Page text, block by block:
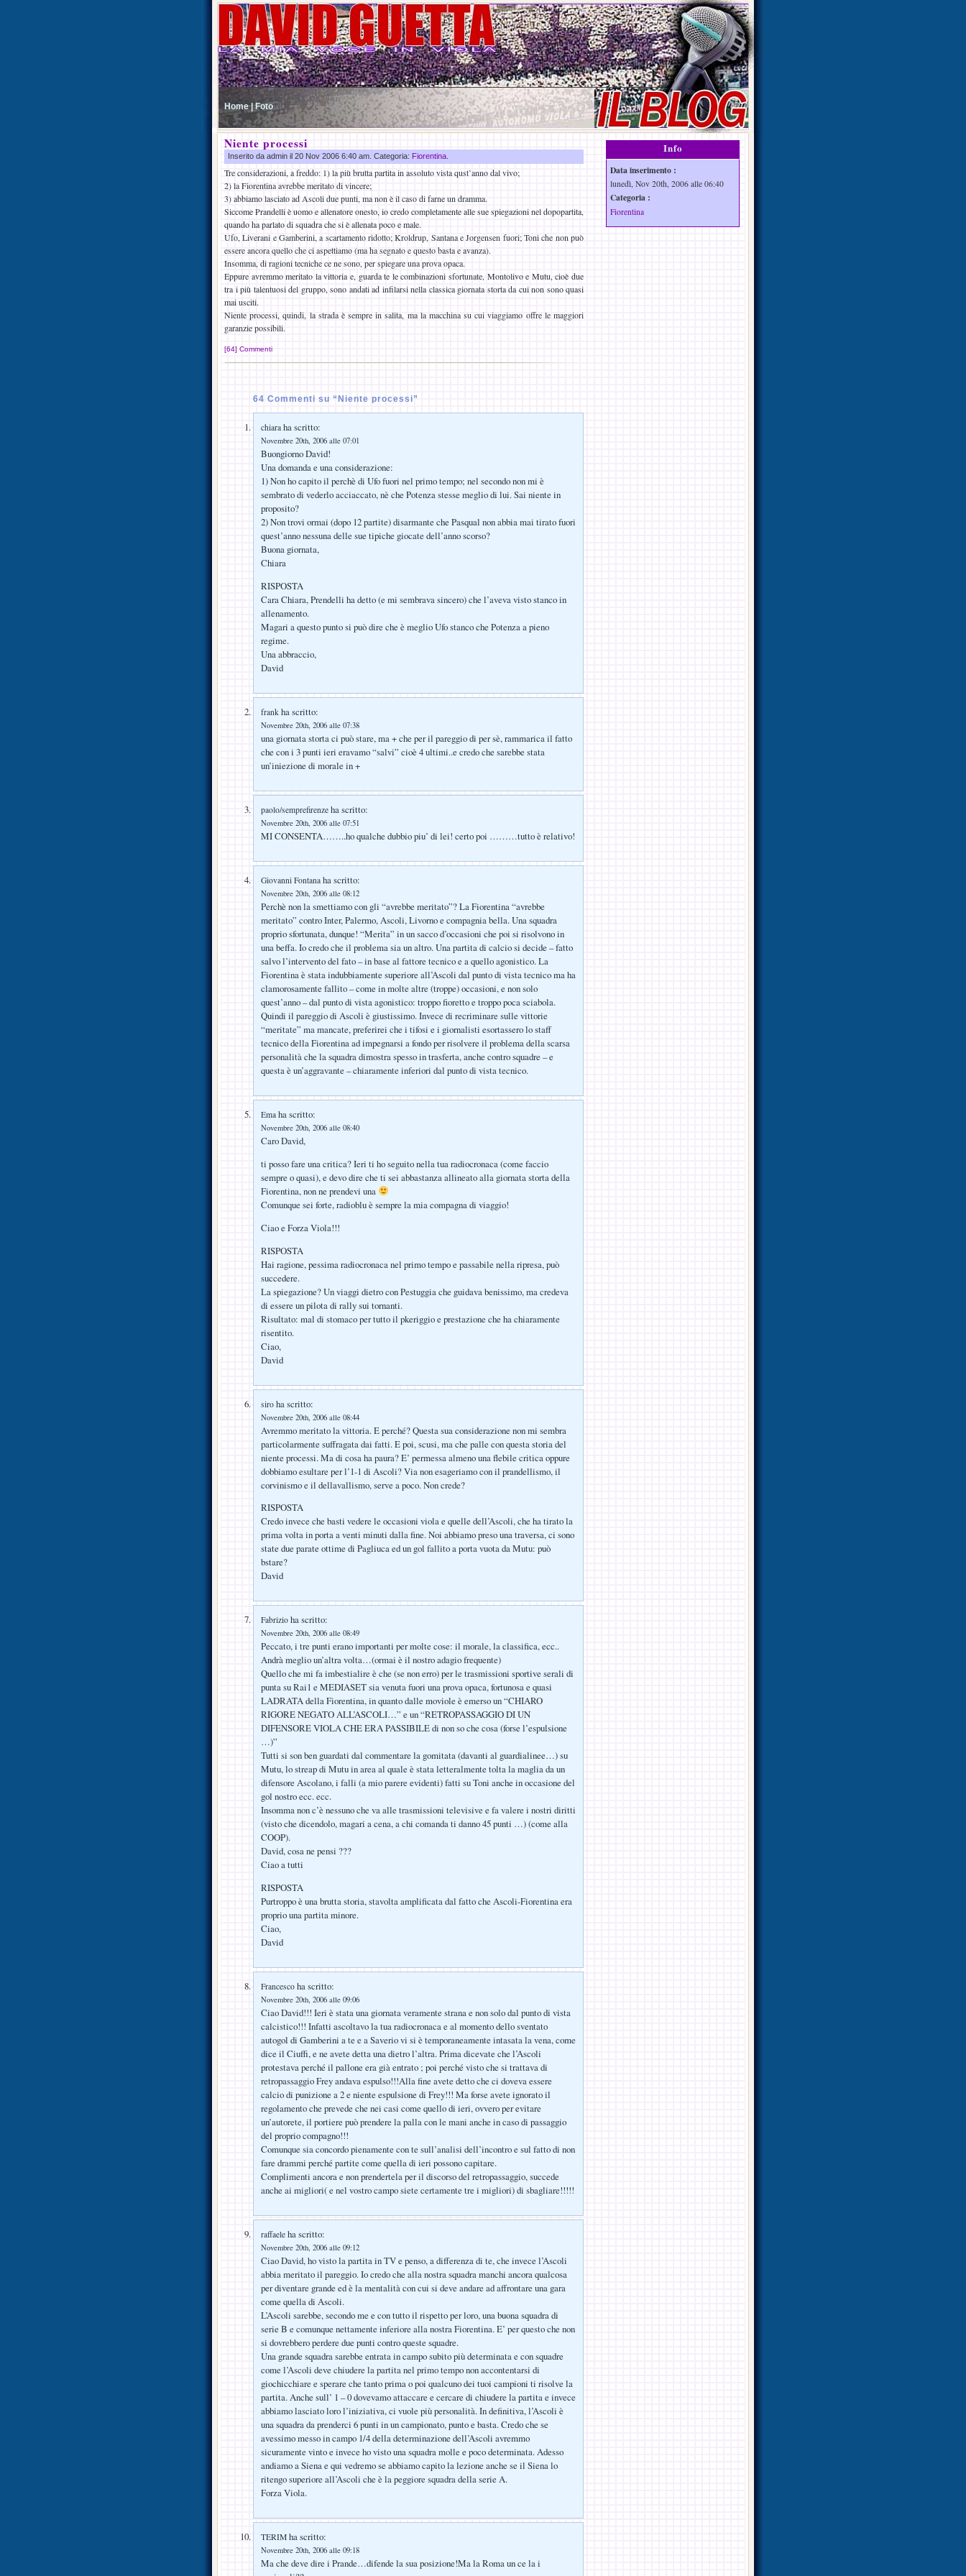
Home | Foto
Niente processi
Inserito da admin il 20 Nov 2006 6:40 am. Categoria: Fiorentina
Tre considerazioni, a freddo: 1) la più brutta partita in assoluto vista qust’anno dal vivo;
2) la Fiorentina avrebbe meritato di vincere;
3) abbiamo lasciato ad Ascoli due punti, ma non è il caso di farne un dramma.
Siccome Prandelli è uomo e allenatore onesto, io credo completamente alle sue spiegazioni nel dopopartita,
quando ha parlato di squadra che si è allenata poco e male.
Ufo, Liverani e Gamberini, a scartamento ridotto; Kroldrup, Santana e Jorgensen fuori; Toni che non può
essere ancora quello che ci aspettiamo (ma ha segnato e questo basta e avanza).
Insomma, di ragioni tecniche ce ne sono, per spiegare una prova opaca.
Eppure avremmo meritato la vittoria e, guarda te le combinazioni sfortunate, Montolivo e Mutu, cioè due
tra i più talentuosi del gruppo, sono andati ad infilarsi nella classica giornata storta da cui non sono quasi
mai usciti.
Niente processi, quindi, la strada è sempre in salita, ma la macchina su cui viaggiamo offre le maggiori
garanzie possibili.
[64] Commenti
64 Commenti su “Niente processi”
chiara ha scritto:
Novembre 20th, 2006 alle 07:01
Buongiorno David!
Una domanda e una considerazione:
1) Non ho capito il perchè di Ufo fuori nel primo tempo; nel secondo non mi è
sembrato di vederlo acciaccato, nè che Potenza stesse meglio di lui. Sai niente in
proposito?
2) Non trovi ormai (dopo 12 partite) disarmante che Pasqual non abbia mai tirato fuori
quest’anno nessuna delle sue tipiche giocate dell’anno scorso?
Buona giornata,
Chiara
RISPOSTA
Cara Chiara, Prendelli ha detto (e mi sembrava sincero) che l’aveva visto stanco in
allenamento.
Magari a questo punto si può dire che è meglio Ufo stanco che Potenza a pieno
regime.
Una abbraccio,
David
frank ha scritto:
Novembre 20th, 2006 alle 07:38
una giornata storta ci può stare, ma + che per il pareggio di per sè, rammarica il fatto
che con i 3 punti ieri eravamo “salvi” cioè 4 ultimi..e credo che sarebbe stata
un’iniezione di morale in +
paolo/semprefirenze ha scritto:
Novembre 20th, 2006 alle 07:51
MI CONSENTA……..ho qualche dubbio piu’ di lei! certo poi ………tutto è relativo!
Giovanni Fontana ha scritto:
Novembre 20th, 2006 alle 08:12
Perchè non la smettiamo con gli “avrebbe meritato”? La Fiorentina “avrebbe
meritato” contro Inter, Palermo, Ascoli, Livorno e compagnia bella. Una squadra
proprio sfortunata, dunque! “Merita” in un sacco d’occasioni che poi si risolvono in
una beffa. Io credo che il problema sia un altro. Una partita di calcio si decide – fatto
salvo l’intervento del fato – in base al fattore tecnico e a quello agonistico. La
Fiorentina è stata indubbiamente superiore all’Ascoli dal punto di vista tecnico ma ha
clamorosamente fallito – come in molte altre (troppe) occasioni, e non solo
quest’anno – dal punto di vista agonistico: troppo fioretto e troppo poca sciabola.
Quindi il pareggio di Ascoli è giustissimo. Invece di recriminare sulle vittorie
“meritate” ma mancate, preferirei che i tifosi e i giornalisti esortassero lo staff
tecnico della Fiorentina ad impegnarsi a fondo per risolvere il problema della scarsa
personalità che la squadra dimostra spesso in trasferta, anche contro squadre – e
questa è un’aggravante – chiaramente inferiori dal punto di vista tecnico.
Ema ha scritto:
Novembre 20th, 2006 alle 08:40
Caro David,
ti posso fare una critica? Ieri ti ho seguito nella tua radiocronaca (come faccio
sempre o quasi), e devo dire che ti sei abbastanza allineato alla giornata storta della
Fiorentina, non ne prendevi una
Comunque sei forte, radioblu è sempre la mia compagna di viaggio!
Ciao e Forza Viola!!!
RISPOSTA
Hai ragione, pessima radiocronaca nel primo tempo e passabile nella ripresa, può
succedere.
La spiegazione? Un viaggi dietro con Pestuggia che guidava benissimo, ma credeva
di essere un pilota di rally sui tornanti.
Risultato: mal di stomaco per tutto il pkeriggio e prestazione che ha chiaramente
risentito.
Ciao,
David
siro ha scritto:
Novembre 20th, 2006 alle 08:44
Avremmo meritato la vittoria. E perché? Questa sua considerazione non mi sembra
particolarmente suffragata dai fatti. E poi, scusi, ma che palle con questa storia del
niente processi. Ma di cosa ha paura? E’ permessa almeno una flebile critica oppure
dobbiamo esultare per l’1-1 di Ascoli? Via non esageriamo con il prandellismo, il
corvinismo e il dellavallismo, serve a poco. Non crede?
RISPOSTA
Credo invece che basti vedere le occasioni viola e quelle dell’Ascoli, che ha tirato la
prima volta in porta a venti minuti dalla fine. Noi abbiamo preso una traversa, ci sono
state due parate ottime di Pagliuca ed un gol fallito a porta vuota da Mutu: può
bstare?
David
Fabrizio ha scritto:
Novembre 20th, 2006 alle 08:49
Peccato, i tre punti erano importanti per molte cose: il morale, la classifica, ecc..
Andrà meglio un’altra volta…(ormai è il nostro adagio frequente)
Quello che mi fa imbestialire è che (se non erro) per le trasmissioni sportive serali di
punta su Rai1 e MEDIASET sia venuta fuori una prova opaca, fortunosa e quasi
LADRATA della Fiorentina, in quanto dalle moviole è emerso un “CHIARO
RIGORE NEGATO ALL’ASCOLI…” e un “RETROPASSAGGIO DI UN
DIFENSORE VIOLA CHE ERA PASSIBILE di non so che cosa (forse l’espulsione
…)”
Tutti si son ben guardati dal commentare la gomitata (davanti al guardialinee…) su
Mutu, lo streap di Mutu in area al quale è stata letteralmente tolta la maglia da un
difensore Ascolano, i falli (a mio parere evidenti) fatti su Toni anche in occasione del
gol nostro ecc. ecc.
Insomma non c’è nessuno che va alle trasmissioni televisive e fa valere i nostri diritti
(visto che dicendolo, magari a cena, a chi comanda ti danno 45 punti …) (come alla
COOP).
David, cosa ne pensi ???
Ciao a tutti
RISPOSTA
Purtroppo è una brutta storia, stavolta amplificata dal fatto che Ascoli-Fiorentina era
proprio una partita minore.
Ciao,
David
Francesco ha scritto:
Novembre 20th, 2006 alle 09:06
Ciao David!!! Ieri è stata una giornata veramente strana e non solo dal punto di vista
calcistico!!! Infatti ascoltavo la tua radiocronaca e al momento dello sventato
autogol di Gamberini a te e a Saverio vi si è temporaneamente intasata la vena, come
dice il Ciuffi, e ne avete detta una dietro l’altra. Prima dicevate che l’Ascoli
protestava perché il pallone era già entrato ; poi perché visto che si trattava di
retropassaggio Frey andava espulso!!!Alla fine avete detto che ci doveva essere
calcio di punizione a 2 e niente espulsione di Frey!!! Ma forse avete ignorato il
regolamento che prevede che nei casi come quello di ieri, ovvero per evitare
un’autorete, il portiere può prendere la palla con le mani anche in caso di passaggio
del proprio compagno!!!
Comunque sia concordo pienamente con te sull’analisi dell’incontro e sul fatto di non
fare drammi perché partite come quella di ieri possono capitare.
Complimenti ancora e non prendertela per il discorso del retropassaggio, succede
anche ai migliori( e nel vostro campo siete certamente tre i migliori) di sbagliare!!!!!
raffaele ha scritto:
Novembre 20th, 2006 alle 09:12
Ciao David, ho visto la partita in TV e penso, a differenza di te, che invece l’Ascoli
abbia meritato il pareggio. Io credo che alla nostra squadra manchi ancora qualcosa
per diventare grande ed è la mentalità con cui si deve andare ad affrontare una gara
come quella di Ascoli.
L’Ascoli sarebbe, secondo me e con tutto il rispetto per loro, una buona squadra di
serie B e comunque nettamente inferiore alla nostra Fiorentina. E’ per questo che non
si dovrebbero perdere due punti contro queste squadre.
Una grande squadra sarebbe entrata in campo subito più determinata e con squadre
come l’Ascoli deve chiudere la partita nel primo tempo non accontentarsi di
giochicchiare e sperare che tanto prima o poi qualcuno dei tuoi campioni ti risolve la
partita. Anche sull’ 1 – 0 dovevamo attaccare e cercare di chiudere la partita e invece
abbiamo lasciato loro l’iniziativa, ci vuole più personalità. In definitiva, l’Ascoli è
una squadra da prenderci 6 punti in un campionato, punto e basta. Credo che se
avessimo messo in campo 1/4 della determinazione dell’Ascoli avremmo
sicuramente vinto e invece ho visto una squadra molle e poco determinata. Adesso
andiamo a Siena e qui vedremo se abbiamo capito la lezione anche se il Siena lo
ritengo superiore all’Ascoli che è la peggiore squadra della serie A.
Forza Viola.
TERIM ha scritto:
Novembre 20th, 2006 alle 09:18
Ma che deve dire i Prande…difende la sua posizione!Ma la Roma un ce la i
Info
Data inserimento :
lunedì, Nov 20th, 2006 alle 06:40
Categoria :
Fiorentina